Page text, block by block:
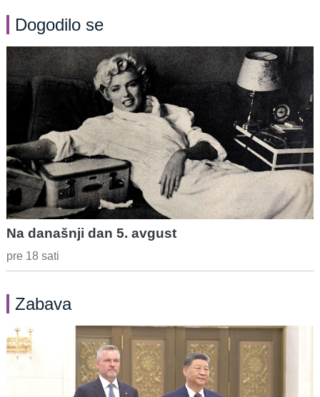
Dogodilo se
Na današnji dan 5. avgust
pre 18 sati
Zabava